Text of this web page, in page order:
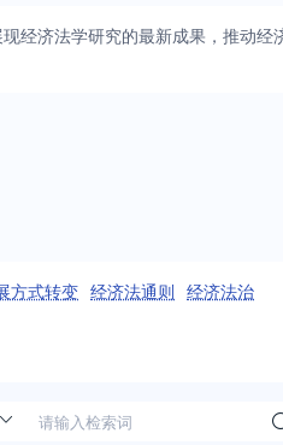
经济法学研究的最新成果，推动经
方式转变 经济法通则 经济法治